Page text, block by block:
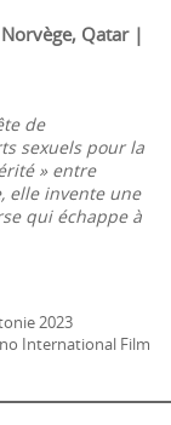
Qatar |
de
sexuels pour la
» entre
elle invente une
qui échappe à
2023
International Film